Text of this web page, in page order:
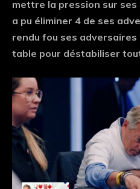
mettre la pression sur ses
a pu éliminer 4 de ses
rendu fou ses
table pour déstabiliser